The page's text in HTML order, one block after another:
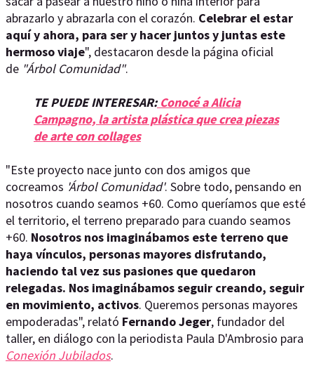
abrazarlo y abrazarla con el corazón. Celebrar el estar
aquí y ahora, para ser y hacer juntos y juntas este
hermoso viaje", destacaron desde la página oficial
de "Árbol Comunidad".
TE PUEDE INTERESAR:Conocé a Alicia
Campagno, la artista plástica que crea piezas
de arte con collages
"Este proyecto nace junto con dos amigos que
cocreamos 'Árbol Comunidad'. Sobre todo, pensando en
nosotros cuando seamos +60. Como queríamos que esté
el territorio, el terreno preparado para cuando seamos
+60. Nosotros nos imaginábamos este terreno que
haya vínculos, personas mayores disfrutando,
haciendo tal vez sus pasiones que quedaron
relegadas. Nos imaginábamos seguir creando, seguir
en movimiento, activos. Queremos personas mayores
empoderadas", relató Fernando Jeger, fundador del
taller, en diálogo con la periodista Paula D'Ambrosio para
Conexión Jubilados.